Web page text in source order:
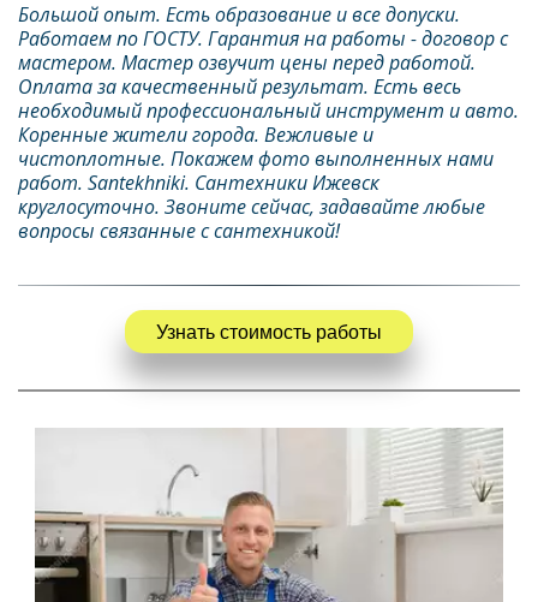
Большой опыт. Есть образование и все допуски.
Работаем по ГОСТУ. Гарантия на работы - договор с
мастером. Мастер озвучит цены перед работой.
Оплата за качественный результат. Есть весь
необходимый профессиональный инструмент и авто.
Коренные жители города. Вежливые и
чистоплотные. Покажем фото выполненных нами
работ. Santekhniki. Сантехники Ижевск
круглосуточно. Звоните сейчас, задавайте любые
вопросы связанные с сантехникой!
Узнать стоимость работы